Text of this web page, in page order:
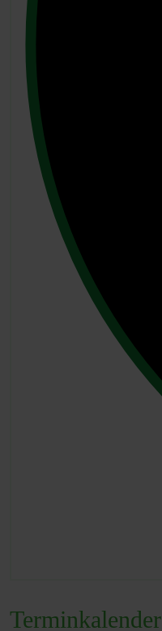
Terminkalender